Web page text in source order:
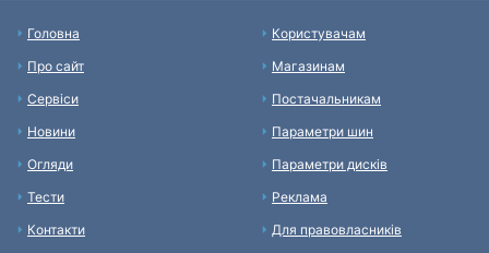
Головна
Про сайт
Сервіси
Новини
Огляди
Тести
Контакти
Користувачам
Магазинам
Постачальникам
Параметри шин
Параметри дисків
Реклама
Для правовласників